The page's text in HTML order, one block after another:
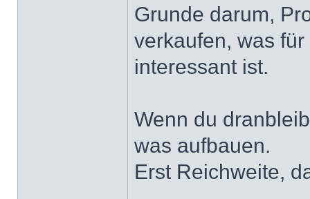
Grunde darum,
verkaufen, was
interessant ist.
Wenn du
was aufbauen.
Erst Reichweite,